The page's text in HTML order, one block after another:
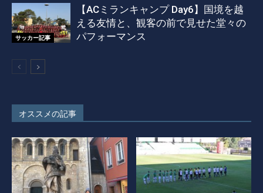
サッカー記事
【ACミランキャンプ Day6】国境を越
える友情と、観客の前で見せた堂々の
パフォーマンス
オススメの記事